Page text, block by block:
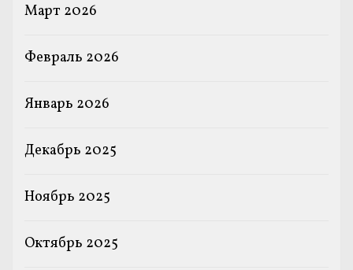
Март 2026
Февраль 2026
Январь 2026
Декабрь 2025
Ноябрь 2025
Октябрь 2025